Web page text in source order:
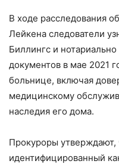
В ходе расследования
Лейкена следователи
Биллингс и
документов в мае 2021
больнице, включая
медицинскому
наследия его дома.
Прокуроры
идентифицированный